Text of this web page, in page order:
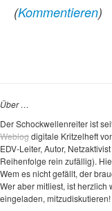
(Kommentieren)
Über …
Der Schockwellenreiter ist
Weblogdigitale Kritzelheft
EDV-Leiter, Autor,
Reihenfolge rein zufällig).
Wem es nicht gefällt, der
Wer aber mitliest, ist herzlich
eingeladen, mitzudiskutieren!